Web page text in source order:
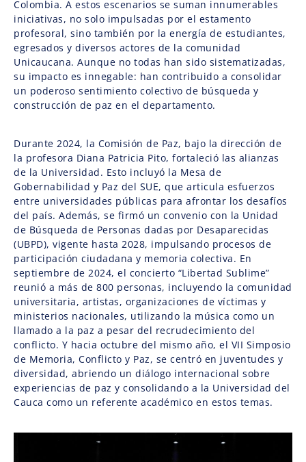
Colombia. A estos escenarios se suman innumerables
iniciativas, no solo impulsadas por el estamento
profesoral, sino también por la energía de estudiantes,
egresados y diversos actores de la comunidad
Unicaucana. Aunque no todas han sido sistematizadas,
su impacto es innegable: han contribuido a consolidar
un poderoso sentimiento colectivo de búsqueda y
construcción de paz en el departamento.
Durante 2024, la Comisión de Paz, bajo la dirección de
la profesora Diana Patricia Pito, fortaleció las alianzas
de la Universidad. Esto incluyó la Mesa de
Gobernabilidad y Paz del SUE, que articula esfuerzos
entre universidades públicas para afrontar los desafíos
del país. Además, se firmó un convenio con la Unidad
de Búsqueda de Personas dadas por Desaparecidas
(UBPD), vigente hasta 2028, impulsando procesos de
participación ciudadana y memoria colectiva. En
septiembre de 2024, el concierto “Libertad Sublime”
reunió a más de 800 personas, incluyendo la comunidad
universitaria, artistas, organizaciones de víctimas y
ministerios nacionales, utilizando la música como un
llamado a la paz a pesar del recrudecimiento del
conflicto. Y hacia octubre del mismo año, el VII Simposio
de Memoria, Conflicto y Paz, se centró en juventudes y
diversidad, abriendo un diálogo internacional sobre
experiencias de paz y consolidando a la Universidad del
Cauca como un referente académico en estos temas.